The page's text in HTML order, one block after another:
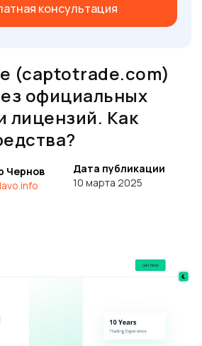
консультация
(captotrade.com)
официальных
лицензий. Как
Чернов
Дата публикации
10 марта 2025